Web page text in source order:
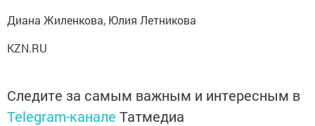
Диана Жиленкова, Юлия Летникова
KZN.RU
Следите за самым важным и интересным в
Telegram-канале Татмедиа